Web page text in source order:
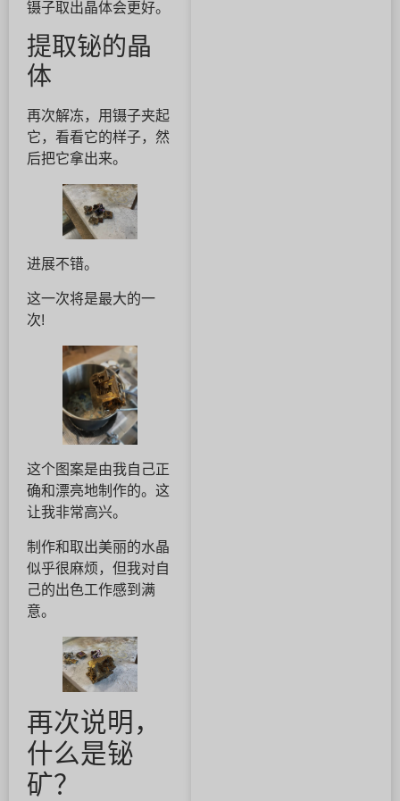
镊子取出晶体会更好。
提取铋的晶
体
再次解冻，用镊子夹起
它，看看它的样子，然
后把它拿出来。
进展不错。
这一次将是最大的一
次!
这个图案是由我自己正
确和漂亮地制作的。这
让我非常高兴。
制作和取出美丽的水晶
似乎很麻烦，但我对自
己的出色工作感到满
意。
再次说明，
什么是铋
矿？